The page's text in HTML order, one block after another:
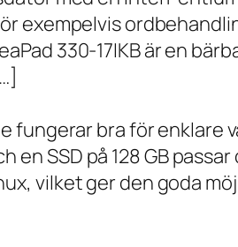
exempelvis
330-17IKB är en
fungerar bra för enklare
SSD på 128 GB
vilket ger den goda